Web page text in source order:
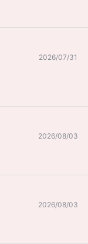
2026/07/31
2026/08/03
2026/08/03